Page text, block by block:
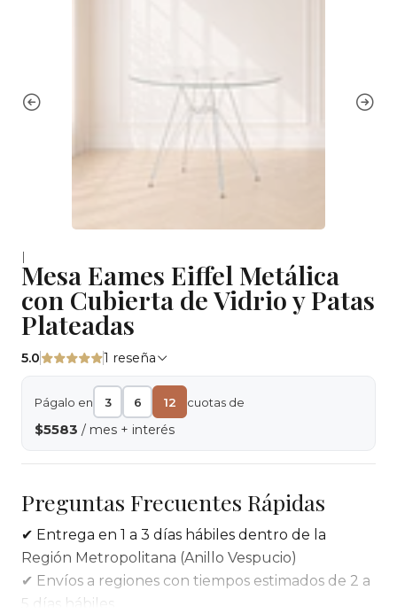
|
Mesa Eames Eiffel Metálica
con Cubierta de Vidrio y Patas
Plateadas
5.0 1 reseña
Págalo en 3 6 12 cuotas de
$5583 / mes + interés
Preguntas Frecuentes Rápidas
✔ Entrega en 1 a 3 días hábiles dentro de la
Región Metropolitana (Anillo Vespucio)
✔ Envíos a regiones con tiempos estimados de 2 a
5 días hábiles